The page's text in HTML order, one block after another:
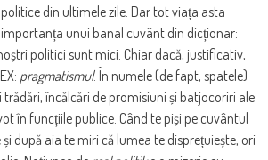
din ultimele zile. Dar tot viața asta
unui banal cuvânt din dicționar:
politici sunt mici. Chiar dacă, justificativ,
pragmatismul. În numele (de fapt, spatele)
încălcări de promisiuni și batjocoriri ale
în funcțiile publice. Când te piși pe cuvântul
după aia te miri că lumea te disprețuiește, ori